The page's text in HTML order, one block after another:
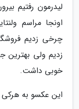
لیدرمون رفتیم
اونجا مراسم
چرخی زدیم
زدیم ولی بهترین
خوبی داشت.
این عکسو به هرکی